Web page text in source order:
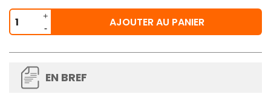
AJOUTER AU PANIER
EN BREF